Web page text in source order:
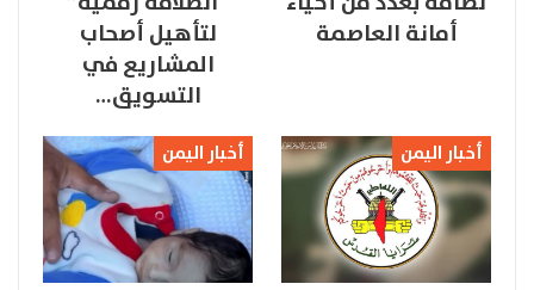
أمانة العاصمة
لتأهيل أصحاب
المشاريع في
التسويق…
أخبار اليمن أخبار اليمن